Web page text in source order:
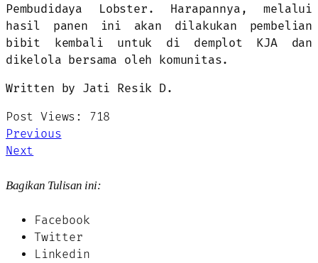
Pembudidaya Lobster. Harapannya, melalui
hasil panen ini akan dilakukan pembelian
bibit kembali untuk di demplot KJA dan
dikelola bersama oleh komunitas.
Written by Jati Resik D.
Post Views:
718
Previous
Next
Bagikan Tulisan ini:
Facebook
Twitter
Linkedin